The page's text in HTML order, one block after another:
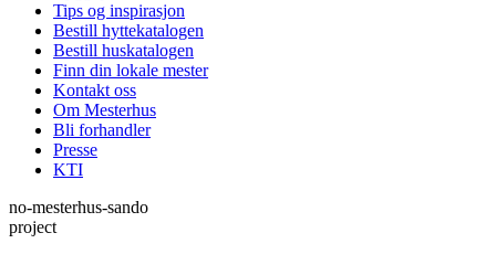
Tips og inspirasjon
Bestill hyttekatalogen
Bestill huskatalogen
Finn din lokale mester
Kontakt oss
Om Mesterhus
Bli forhandler
Presse
KTI
no-mesterhus-sando
project